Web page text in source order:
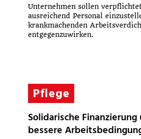
Unternehmen sollen
ausreichend Personal
krankmachenden
entgegenzuwirken.
Pflege
Solidarische Finanzierung
bessere